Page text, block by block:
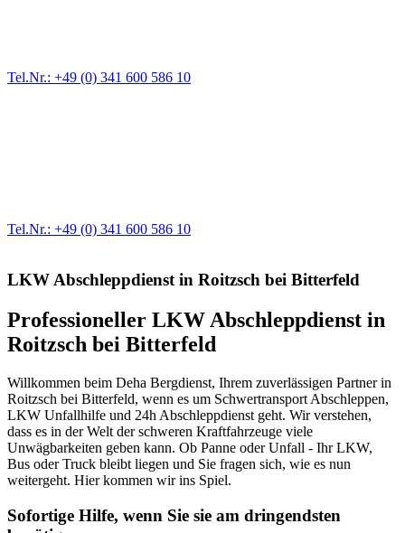
Tel.Nr.: +49 (0) 341 600 586 10
Tel.Nr.: +49 (0) 341 600 586 10
LKW Abschleppdienst in Roitzsch bei Bitterfeld
Professioneller LKW Abschleppdienst in
Roitzsch bei Bitterfeld
Willkommen beim Deha Bergdienst, Ihrem zuverlässigen Partner in
Roitzsch bei Bitterfeld, wenn es um Schwertransport Abschleppen,
LKW Unfallhilfe und 24h Abschleppdienst geht. Wir verstehen,
dass es in der Welt der schweren Kraftfahrzeuge viele
Unwägbarkeiten geben kann. Ob Panne oder Unfall - Ihr LKW,
Bus oder Truck bleibt liegen und Sie fragen sich, wie es nun
weitergeht. Hier kommen wir ins Spiel.
Sofortige Hilfe, wenn Sie sie am dringendsten